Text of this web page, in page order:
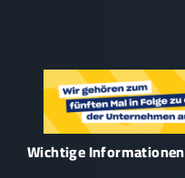
Wichtige Informationen